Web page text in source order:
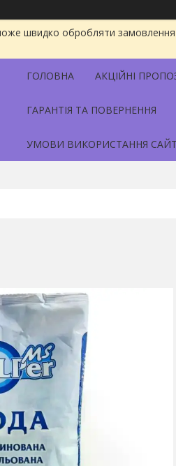
швидко обробляти замовлення
ГОЛОВНА АКЦІЙНІ
ГАРАНТІЯ ТА ПОВЕРНЕННЯ
УМОВИ ВИКОРИСТАННЯ